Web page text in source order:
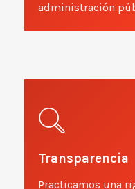
administración
Transparencia
Practicamos una